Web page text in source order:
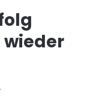
wieder